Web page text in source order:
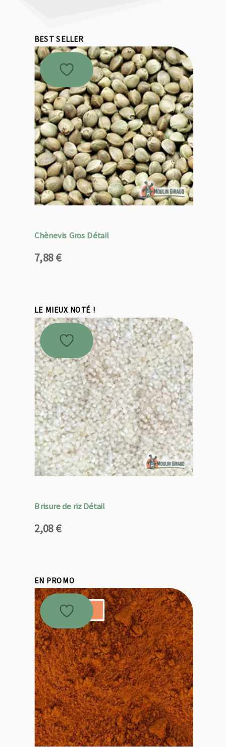
BEST SELLER
Chènevis Gros Détail
7,88€
LE MIEUX NOTÉ !
Brisure de riz Détail
2,08€
EN PROMO
Promo !